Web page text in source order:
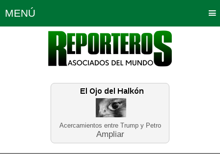
Acercamientos entre Trump y Petro
Ampliar
MENÚ
Política Opinión Bogotá
Planeta Tierra Deportes
Educación Neira